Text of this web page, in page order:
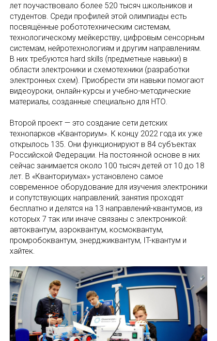
лет поучаствовало более 520 тысяч школьников и
студентов. Среди профилей этой олимпиады есть
посвящённые робототехническим системам,
технологическому мейкерству, цифровым сенсорным
системам, нейротехнологиям и другим направлениям.
В них требуются hard skills (предметные навыки) в
области электроники и схемотехники (разработки
электронных схем). Приобрести эти навыки помогают
видеоуроки, онлайн-курсы и учебно-методические
материалы, созданные специально для НТО.
Второй проект — это создание сети детских
технопарков «Кванториум». К концу 2022 года их уже
открылось 135. Они функционируют в 84 субъектах
Российской Федерации. На постоянной основе в них
сейчас занимается около 100 тысяч детей от 10 до 18
лет. В «Кванториумах» установлено самое
современное оборудование для изучения электроники
и сопутствующих направлений; занятия проходят
бесплатно и делятся на 13 направлений-квантумов, из
которых 7 так или иначе связаны с электроникой:
автоквантум, аэроквантум, космоквантум,
промробоквантум, энерджиквантум, IT-квантум и
хайтек.